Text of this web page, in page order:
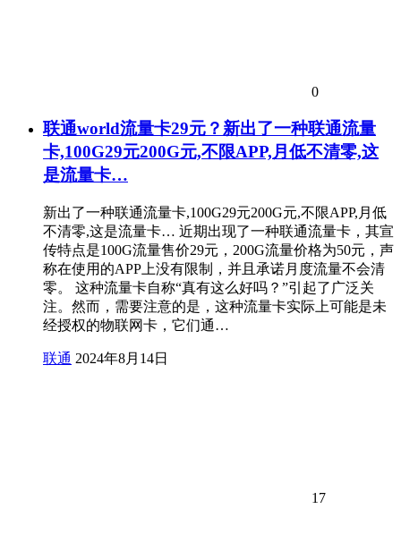
0
联通world流量卡29元？新出了一种联通流量
卡,100G29元200G元,不限APP,月低不清零,这
是流量卡…
新出了一种联通流量卡,100G29元200G元,不限APP,月低
不清零,这是流量卡… 近期出现了一种联通流量卡，其宣
传特点是100G流量售价29元，200G流量价格为50元，声
称在使用的APP上没有限制，并且承诺月度流量不会清
零。 这种流量卡自称“真有这么好吗？”引起了广泛关
注。然而，需要注意的是，这种流量卡实际上可能是未
经授权的物联网卡，它们通…
联通 2024年8月14日
17